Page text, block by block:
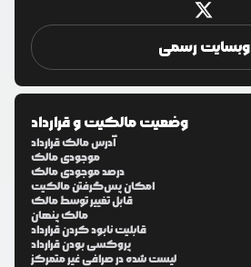
وبسایت رسمی
وضعیت مالکیت و قرارداد
آدرس مالک قرارداد
موجودی مالک
درصد موجودی مالک
امکان پس‌گرفتن مالکیت
قابل تغییر توسط مالک
مالک پنهان
قابلیت نابود کردن قرارداد
پروکسی بودن قرارداد
لیست شده در صرافی غیر متمرکز